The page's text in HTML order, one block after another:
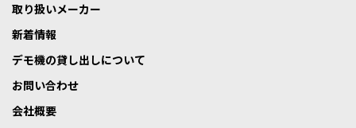
取り扱いメーカー
新着情報
デモ機の貸し出しについて
お問い合わせ
会社概要